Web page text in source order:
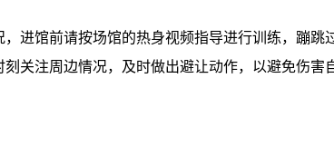
进馆前请按场馆的热身视频指导进行训练，蹦
关注周边情况，及时做出避让动作，以避免伤